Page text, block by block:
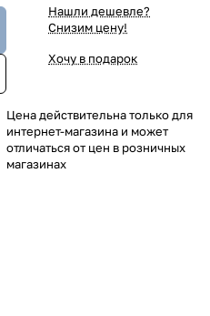
Нашли дешевле?
Снизим цену!
Хочу в подарок
Цена действительна только для
интернет-магазина и может
отличаться от цен в розничных
магазинах